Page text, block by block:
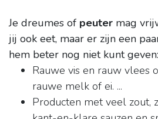
Je dreumes of peuter mag
jij ook eet, maar er zijn een
hem beter nog niet kunt geven:
Rauwe vis en rauw vlees
rauwe melk of ei. ...
Producten met veel zout,